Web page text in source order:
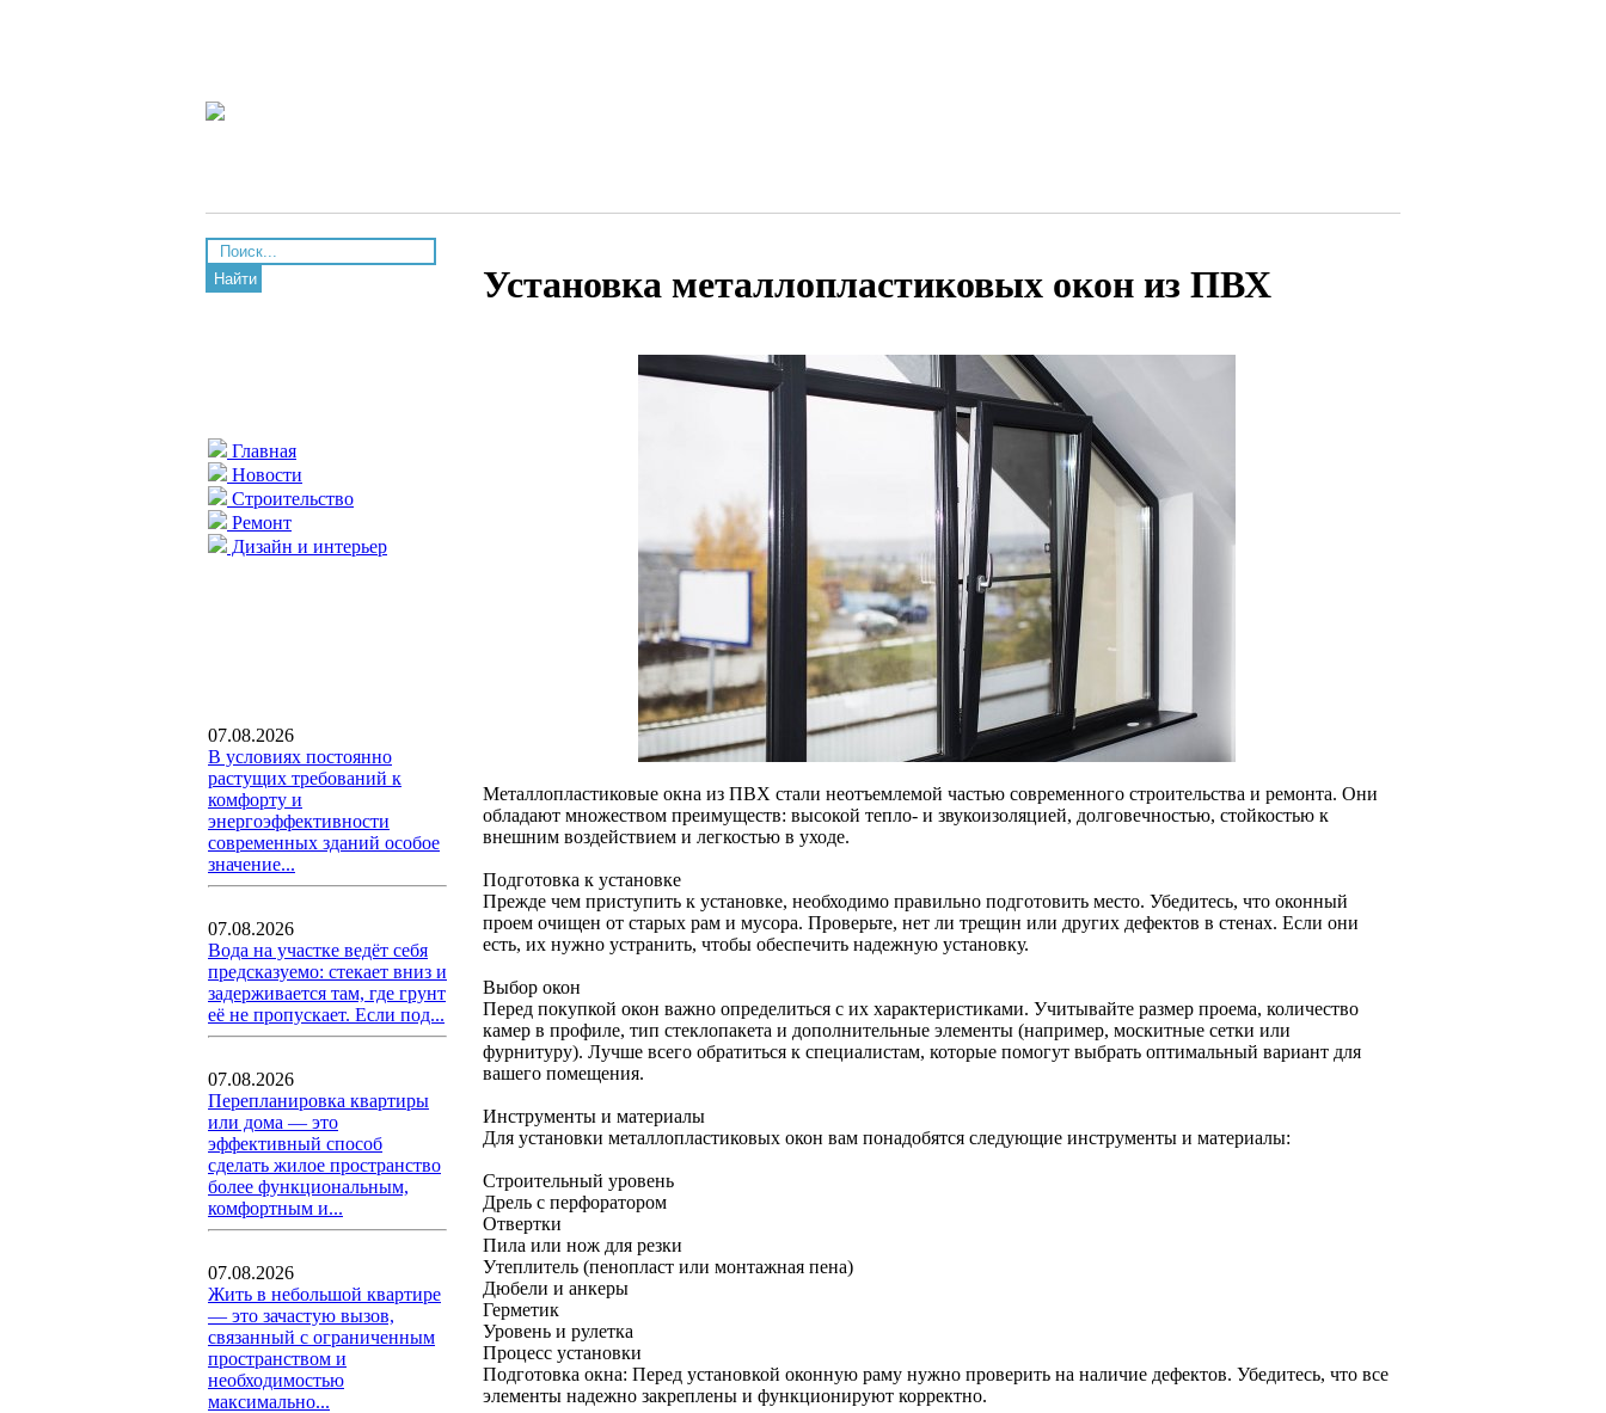
Найти
Главная
Новости
Строительство
Ремонт
Дизайн и интерьер
07.08.2026
В условиях постоянно
растущих требований к
комфорту и
энергоэффективности
современных зданий особое
значение...
07.08.2026
Вода на участке ведёт себя
предсказуемо: стекает вниз и
задерживается там, где грунт
её не пропускает. Если под...
07.08.2026
Перепланировка квартиры
или дома — это
эффективный способ
сделать жилое пространство
более функциональным,
комфортным и...
07.08.2026
Жить в небольшой квартире
— это зачастую вызов,
связанный с ограниченным
пространством и
необходимостью
максимально...
Установка металлопластиковых окон из ПВХ
Металлопластиковые окна из ПВХ стали неотъемлемой частью современного строительства и ремонта. Они
обладают множеством преимуществ: высокой тепло- и звукоизоляцией, долговечностью, стойкостью к
внешним воздействием и легкостью в уходе.
Подготовка к установке
Прежде чем приступить к установке, необходимо правильно подготовить место. Убедитесь, что оконный
проем очищен от старых рам и мусора. Проверьте, нет ли трещин или других дефектов в стенах. Если они
есть, их нужно устранить, чтобы обеспечить надежную установку.
Выбор окон
Перед покупкой окон важно определиться с их характеристиками. Учитывайте размер проема, количество
камер в профиле, тип стеклопакета и дополнительные элементы (например, москитные сетки или
фурнитуру). Лучше всего обратиться к специалистам, которые помогут выбрать оптимальный вариант для
вашего помещения.
Инструменты и материалы
Для установки металлопластиковых окон вам понадобятся следующие инструменты и материалы:
Строительный уровень
Дрель с перфоратором
Отвертки
Пила или нож для резки
Утеплитель (пенопласт или монтажная пена)
Дюбели и анкеры
Герметик
Уровень и рулетка
Процесс установки
Подготовка окна: Перед установкой оконную раму нужно проверить на наличие дефектов. Убедитесь, что все
элементы надежно закреплены и функционируют корректно.